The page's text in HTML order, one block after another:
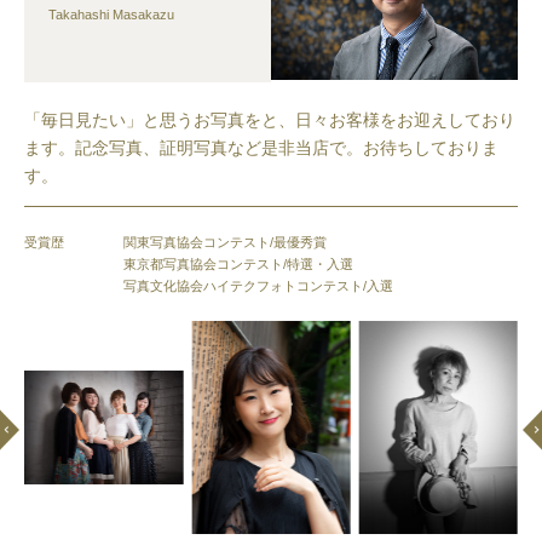
Takahashi Masakazu
「毎日見たい」と思うお写真をと、日々お客様をお迎えしており
ます。記念写真、証明写真など是非当店で。お待ちしておりま
す。
受賞歴
関東写真協会コンテスト/最優秀賞
東京都写真協会コンテスト/特選・入選
写真文化協会ハイテクフォトコンテスト/入選